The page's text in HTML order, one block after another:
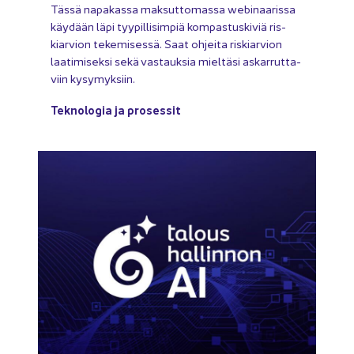
Tässä na­pa­kas­sa mak­sut­to­mas­sa webinaarissa
käy­dään läpi tyy­pil­li­sim­piä kom­pas­tus­ki­viä ris­
kiar­vion te­ke­mi­ses­sä. Saat oh­jei­ta ris­kiar­vion
laa­ti­mi­sek­si sekä vas­tauk­sia miel­tä­si as­kar­rut­ta­
viin ky­sy­myk­siin.
Tek­no­lo­gia ja pro­ses­sit